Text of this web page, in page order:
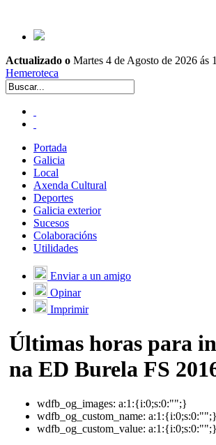
Actualizado o Martes 4 de Agosto de 2026 ás
Hemeroteca
Portada
Galicia
Local
Axenda Cultural
Deportes
Galicia exterior
Sucesos
Colaboracións
Utilidades
Enviar a un amigo
Opinar
Imprimir
Últimas horas para
na ED Burela FS
wdfb_og_images: a:1:{i:0;s:0:"";}
wdfb_og_custom_name: a:1:{i:0;s:0:"";}
wdfb_og_custom_value: a:1:{i:0;s:0:"";}